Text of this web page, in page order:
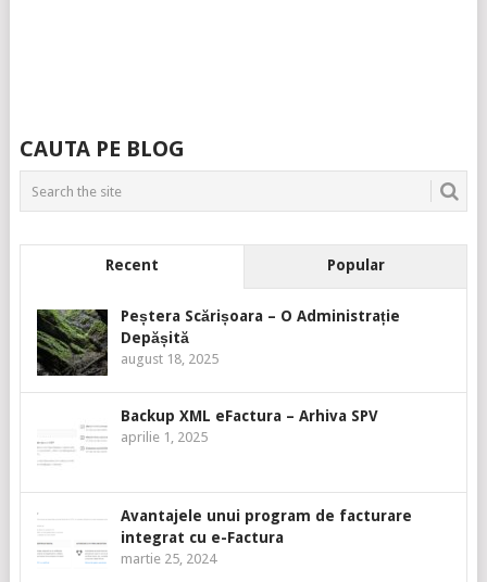
CAUTA PE BLOG
Recent Popular
Peștera Scărișoara – O Administrație
Depășită
august 18, 2025
Backup XML eFactura – Arhiva SPV
aprilie 1, 2025
Avantajele unui program de facturare
integrat cu e-Factura
martie 25, 2024